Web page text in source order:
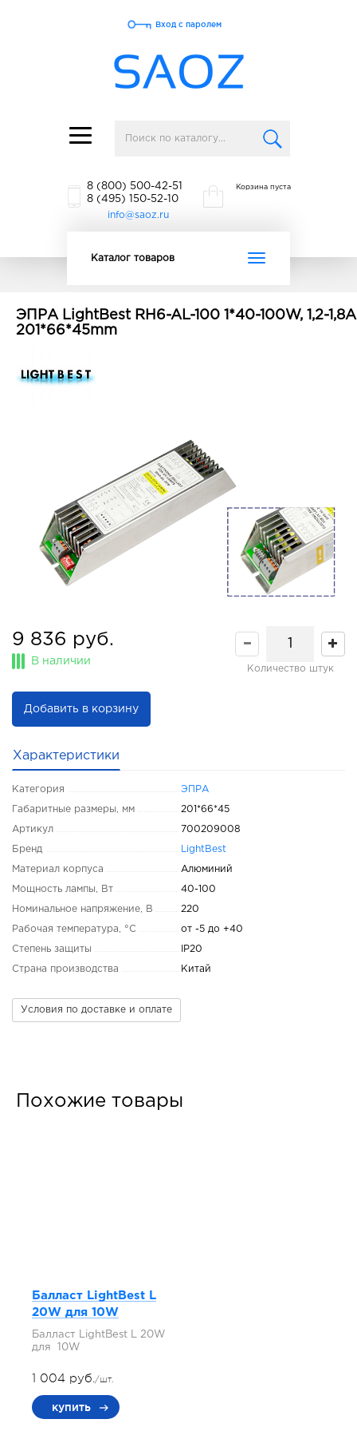
Toggle
navigation
Вход с паролем
8 (800) 500-42-51
8 (495) 150-52-10
info@saoz.ru
Корзина пуста
Toggle
Каталог товаров
ЭПРА LightBest RH6-AL-100 1*40-100W, 1,2-1,8A
201*66*45mm
9 836 руб.
В наличии
Количество штук
Добавить в корзину
Характеристики
Категория ЭПРА
Габаритные размеры, мм 201*66*45
Артикул 700209008
Бренд LightBest
Материал корпуса Алюминий
Мощность лампы, Вт 40-100
Номинальное напряжение, В 220
Рабочая температура, °С от -5 до +40
Степень защиты IP20
Страна производства Китай
Условия по доставке и оплате
Похожие товары
Балласт LightBest L
20W для 10W
Балласт LightBest L 20W
для 10W
1 004 руб./шт.
купить